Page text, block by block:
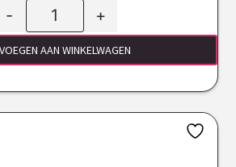
- +
AAN WINKELWAGEN